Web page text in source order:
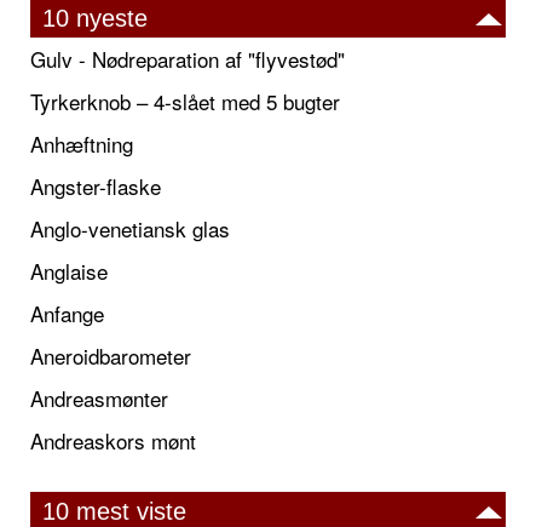
10 nyeste
Gulv - Nødreparation af "flyvestød"
Tyrkerknob – 4-slået med 5 bugter
Anhæftning
Angster-flaske
Anglo-venetiansk glas
Anglaise
Anfange
Aneroidbarometer
Andreasmønter
Andreaskors mønt
10 mest viste